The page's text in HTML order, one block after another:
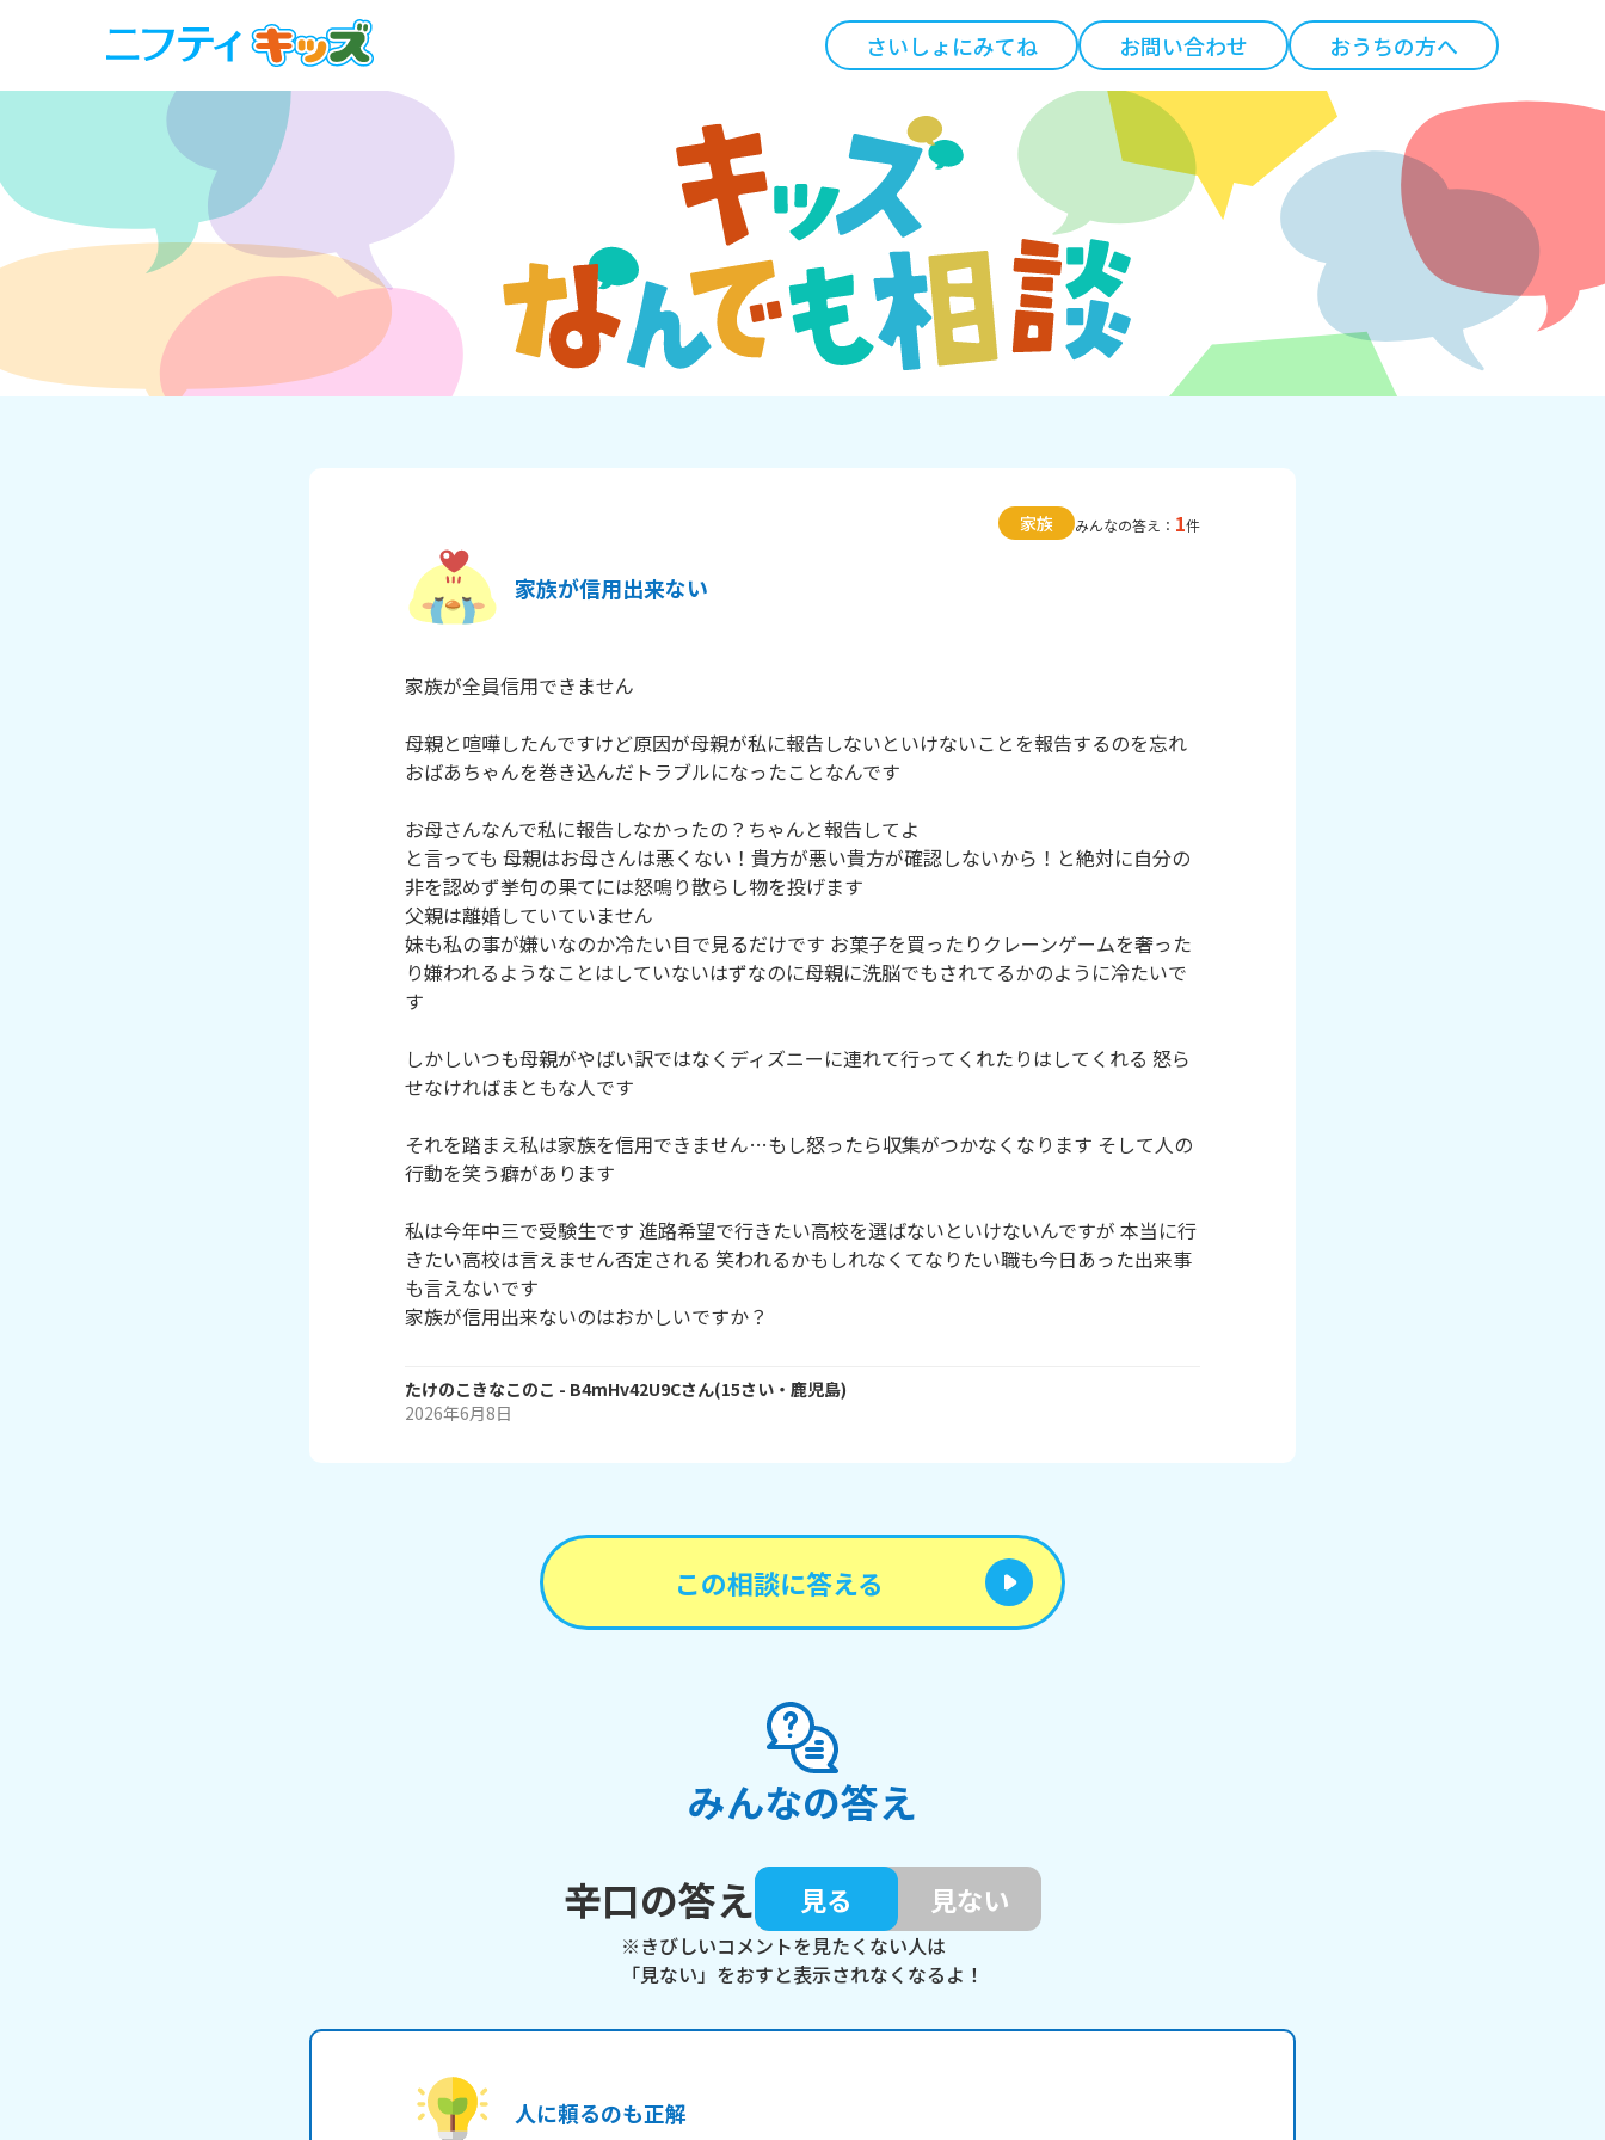
さいしょにみてね お問い合わせ おうちの方へ
家族 みんなの答え： 1件
家族が信用出来ない
家族が全員信用できません
母親と喧嘩したんですけど原因が母親が私に報告しないといけないことを報告するのを忘れ
おばあちゃんを巻き込んだトラブルになったことなんです
お母さんなんで私に報告しなかったの？ちゃんと報告してよ
と言っても 母親はお母さんは悪くない！貴方が悪い貴方が確認しないから！と絶対に自分の
非を認めず挙句の果てには怒鳴り散らし物を投げます
父親は離婚していていません
妹も私の事が嫌いなのか冷たい目で見るだけです お菓子を買ったりクレーンゲームを奢った
り嫌われるようなことはしていないはずなのに母親に洗脳でもされてるかのように冷たいで
す
しかしいつも母親がやばい訳ではなくディズニーに連れて行ってくれたりはしてくれる 怒ら
せなければまともな人です
それを踏まえ私は家族を信用できません…もし怒ったら収集がつかなくなります そして人の
行動を笑う癖があります
私は今年中三で受験生です 進路希望で行きたい高校を選ばないといけないんですが 本当に行
きたい高校は言えません否定される 笑われるかもしれなくてなりたい職も今日あった出来事
も言えないです
家族が信用出来ないのはおかしいですか？
たけのこきなこのこ - B4mHv42U9Cさん(15さい・ 鹿児島)
2026年6月8日
この相談に答える
みんなの答え
辛口の答え
見る 見ない
※きびしいコメントを見たくない人は
「見ない」をおすと表示されなくなるよ！
人に頼るのも正解